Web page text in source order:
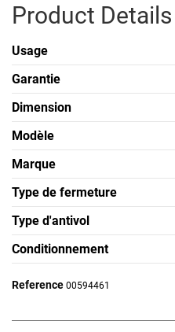
Product Details
Usage
Garantie
Dimension
Modèle
Marque
Type de fermeture
Type d'antivol
Conditionnement
Reference 00594461